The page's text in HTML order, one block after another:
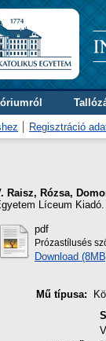
Regisztráció
Raisz, Rózsa,
Líceum
pdf
Prózastílusés
Download
Mű típusa: